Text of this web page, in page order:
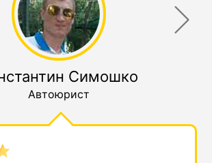
Симошко
Автоюрист